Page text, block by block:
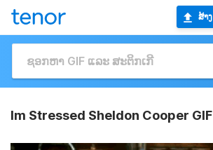
ສ້າງ
Im Stressed Sheldon Cooper GIF